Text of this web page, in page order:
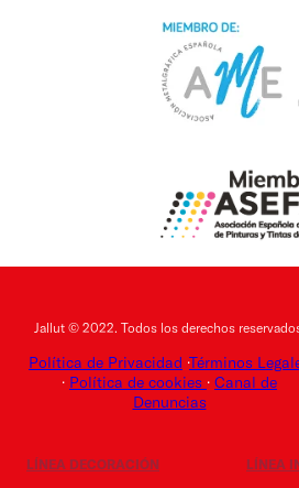
Jallut © 2022. Todos los derechos
Política de Privacidad ·Términos
· Política de cookies · Canal de
Denuncias
LÍNEA DECORACIÓN LÍNEA